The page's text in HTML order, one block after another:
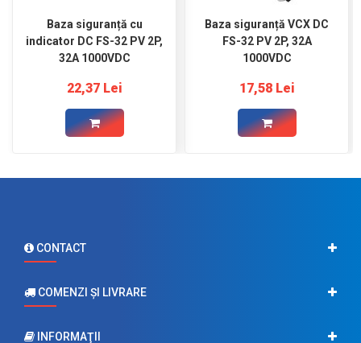
Baza siguranță cu
indicator DC FS-32 PV 2P,
32A 1000VDC
22,37 Lei
Baza siguranță VCX DC
FS-32 PV 2P, 32A
1000VDC
17,58 Lei
CONTACT
COMENZI ŞI LIVRARE
INFORMAŢII